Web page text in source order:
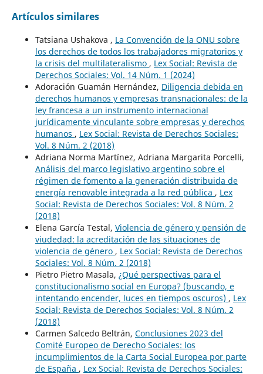
Artículos similares
Tatsiana Ushakova , La Convención de la ONU sobre
los derechos de todos los trabajadores migratorios y
la crisis del multilateralismo , Lex Social: Revista de
Derechos Sociales: Vol. 14 Núm. 1 (2024)
Adoración Guamán Hernández, Diligencia debida en
derechos humanos y empresas transnacionales: de la
ley francesa a un instrumento internacional
jurídicamente vinculante sobre empresas y derechos
humanos , Lex Social: Revista de Derechos Sociales:
Vol. 8 Núm. 2 (2018)
Adriana Norma Martínez, Adriana Margarita Porcelli,
Análisis del marco legislativo argentino sobre el
régimen de fomento a la generación distribuida de
energía renovable integrada a la red pública , Lex
Social: Revista de Derechos Sociales: Vol. 8 Núm. 2
(2018)
Elena García Testal, Violencia de género y pensión de
viudedad: la acreditación de las situaciones de
violencia de género , Lex Social: Revista de Derechos
Sociales: Vol. 8 Núm. 2 (2018)
Pietro Pietro Masala, ¿Qué perspectivas para el
constitucionalismo social en Europa? (buscando, e
intentando encender, luces en tiempos oscuros) , Lex
Social: Revista de Derechos Sociales: Vol. 8 Núm. 2
(2018)
Carmen Salcedo Beltrán, Conclusiones 2023 del
Comité Europeo de Derecho Sociales: los
incumplimientos de la Carta Social Europea por parte
de España , Lex Social: Revista de Derechos Sociales: